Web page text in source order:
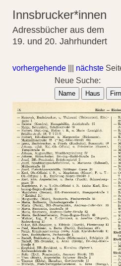
Innsbrucker*innen
Adressbücher aus dem
19. und 20. Jahrhundert
vorhergehende nächste
Neue Suche:
Name Haus